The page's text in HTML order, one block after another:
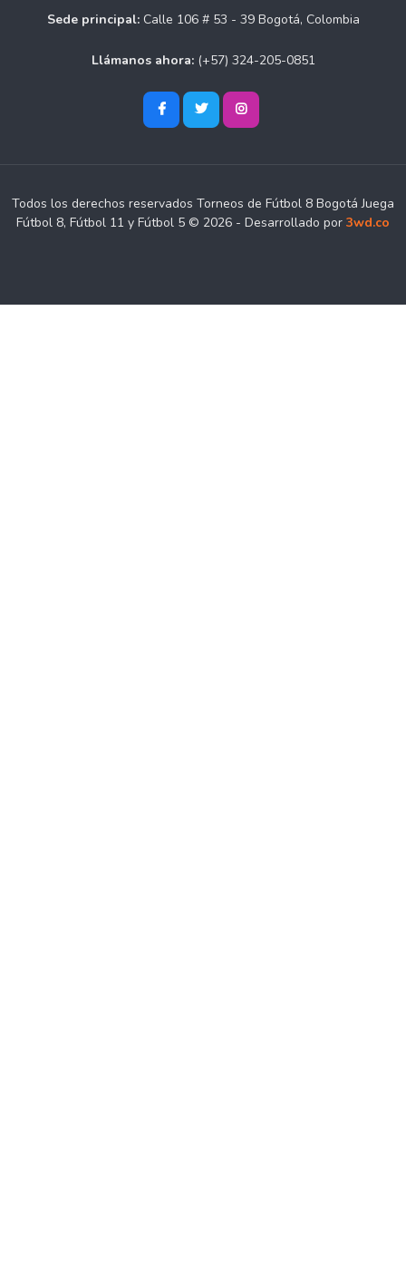
Sede principal:Calle 106 # 53 - 39 Bogotá, Colombia
Llámanos ahora:(+57) 324-205-0851
Todos los derechos reservados Torneos de Fútbol 8 Bogotá Juega
Fútbol 8, Fútbol 11 y Fútbol 5 © 2026 - Desarrollado por 3wd.co